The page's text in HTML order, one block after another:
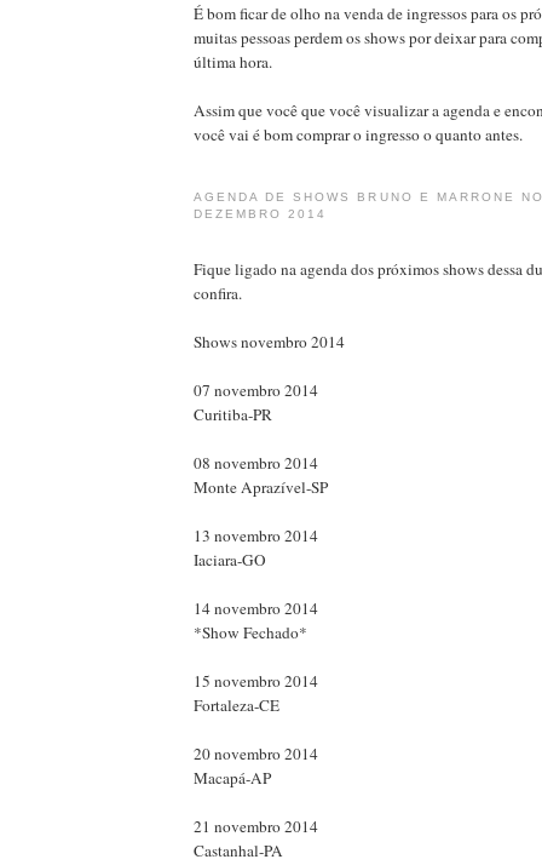
É bom ficar de olho na venda de ingressos para os
muitas pessoas perdem os shows por deixar para
última hora.
Assim que você que você visualizar a agenda e
você vai é bom comprar o ingresso o quanto antes.
AGENDA DE SHOWS BRUNO E MARRONE
DEZEMBRO 2014
Fique ligado na agenda dos próximos shows dessa
confira.
Shows novembro 2014
07 novembro 2014
Curitiba-PR
08 novembro 2014
Monte Aprazível-SP
13 novembro 2014
Iaciara-GO
14 novembro 2014
*Show Fechado*
15 novembro 2014
Fortaleza-CE
20 novembro 2014
Macapá-AP
21 novembro 2014
Castanhal-PA